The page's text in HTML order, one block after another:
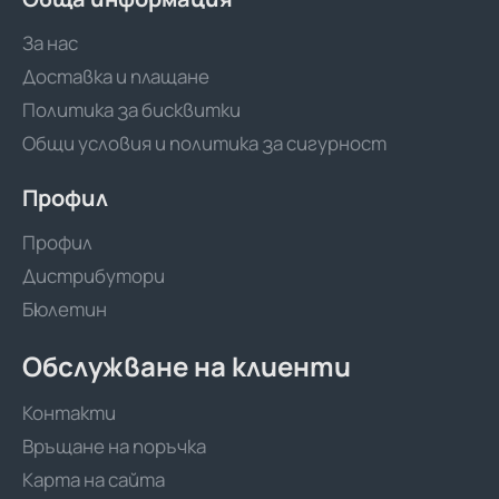
За нас
Доставка и плащане
Политика за бисквитки
Общи условия и политика за сигурност
Профил
Профил
Дистрибутори
Бюлетин
Обслужване на клиенти
Контакти
Връщане на поръчка
Карта на сайта